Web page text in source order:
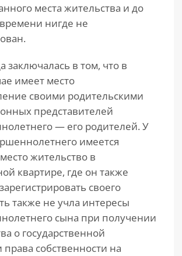
места жительства и до
нигде не
заключалась в том, что в
имеет место
своими родительскими
представителей
— его родителей. У
имеется
жительство в
квартире, где он также
своего
также не учла интересы
сына при получении
о государственной
права собственности на